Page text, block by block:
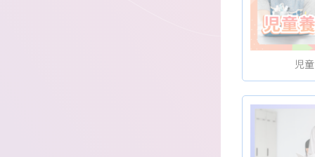
児